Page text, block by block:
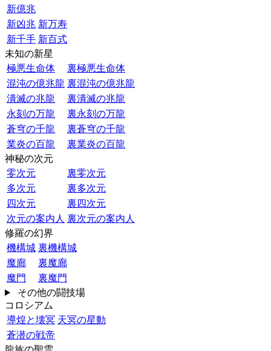
新億兆
新凶兆 新万寿
新千手 新百式
未知の新星
極悪生命体
裏極悪生命体
混沌の億兆龍 裏混沌の億兆龍
潰滅の兆龍
裏潰滅の兆龍
永刻の万龍
裏永刻の万龍
蒼穹の千龍
裏蒼穹の千龍
業炎の百龍
裏業炎の百龍
神秘の次元
零次元
裏零次元
多次元
裏多次元
四次元
裏四次元
次元の案内人 裏次元の案内人
修羅の幻界
機構城 裏機構城
魔廊
裏魔廊
魔門
裏魔門
その他の闘技場
コロシアム
導煌と壊冥 天冥の星動
蒼潜の戦帝